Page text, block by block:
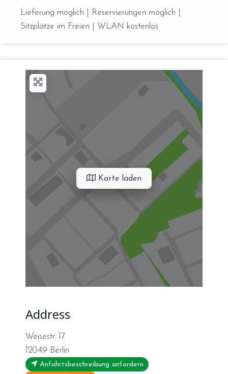
Lieferung möglich | Reservierungen möglich |
Sitzplätze im Freien | WLAN kostenlos
Karte laden
Address
Weisestr. 17
12049 Berlin
Anfahrtsbeschreibung anfordern